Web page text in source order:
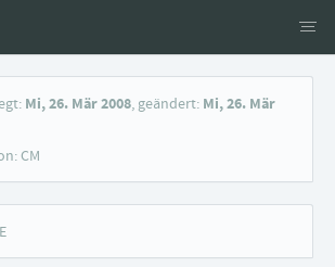
Mi, 26. Mär 2008, geändert: Mi, 26. Mär
CM